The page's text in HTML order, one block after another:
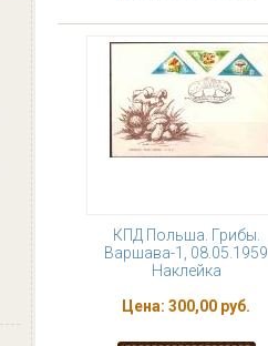
КПД Польша. Грибы.
Варшава-1, 08.05.1959
Наклейка
Цена: 300,00 руб.